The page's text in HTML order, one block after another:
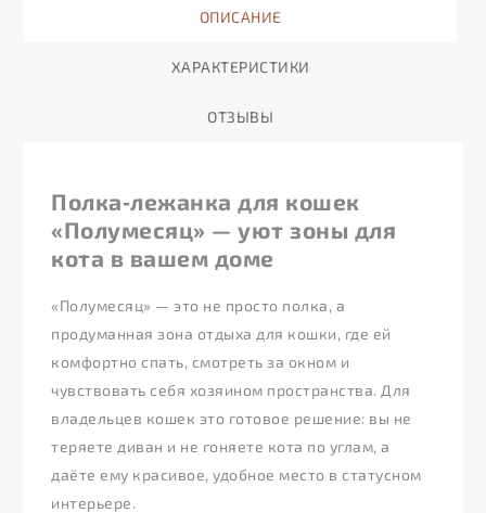
ОПИСАНИЕ
ХАРАКТЕРИСТИКИ
ОТЗЫВЫ
Полка‑лежанка для кошек
«Полумесяц» — уют зоны для
кота в вашем доме
«Полумесяц» — это не просто полка, а
продуманная зона отдыха для кошки, где ей
комфортно спать, смотреть за окном и
чувствовать себя хозяином пространства. Для
владельцев кошек это готовое решение: вы не
теряете диван и не гоняете кота по углам, а
даёте ему красивое, удобное место в статусном
интерьере.